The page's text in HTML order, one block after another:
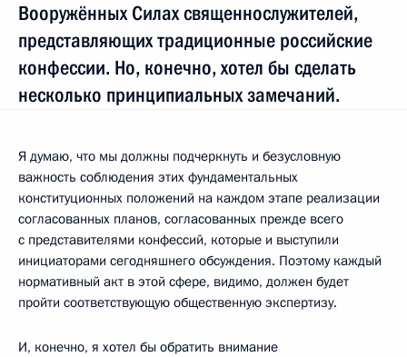
Вооружённых Силах священнослужителей,
представляющих традиционные российские
конфессии. Но, конечно, хотел бы сделать
несколько принципиальных замечаний.
Я думаю, что мы должны подчеркнуть и безусловную
важность соблюдения этих фундаментальных
конституционных положений на каждом этапе реализации
согласованных планов, согласованных прежде всего
с представителями конфессий, которые и выступили
инициаторами сегодняшнего обсуждения. Поэтому каждый
нормативный акт в этой сфере, видимо, должен будет
пройти соответствующую общественную экспертизу.
И, конечно, я хотел бы обратить внимание